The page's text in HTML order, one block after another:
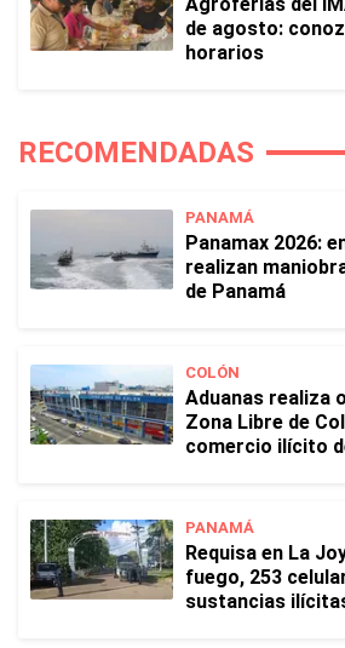
de agosto:
horarios
RECOMENDADAS
PANAMÁ
Panamax 2026:
realizan
de Panamá
COLÓN
Aduanas realiza
Zona Libre de
comercio ilícito
PANAMÁ
Requisa en La
fuego, 253
sustancias